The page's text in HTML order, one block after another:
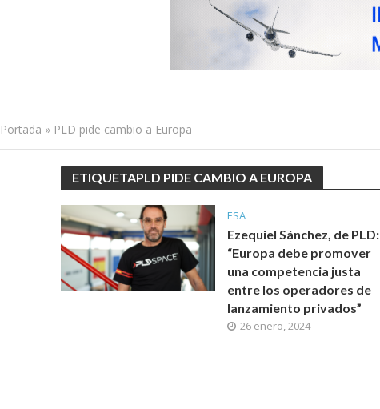
Portada » PLD pide cambio a Europa
ETIQUETAPLD PIDE CAMBIO A EUROPA
ESA
Ezequiel Sánchez, de PLD:
“Europa debe promover
una competencia justa
entre los operadores de
lanzamiento privados”
26 enero, 2024